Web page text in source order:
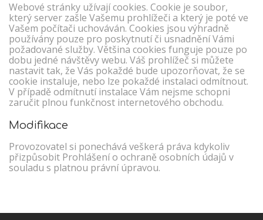
Webové stránky užívají cookies. Cookie je soubor,
který server zašle Vašemu prohlížeči a který je poté ve
Vašem počítači uchováván. Cookies jsou výhradně
používány pouze pro poskytnutí či usnadnění Vámi
požadované služby. Většina cookies funguje pouze po
dobu jedné návštěvy webu. Váš prohlížeč si můžete
nastavit tak, že Vás pokaždé bude upozorňovat, že se
cookie instaluje, nebo lze pokaždé instalaci odmítnout.
V případě odmítnutí instalace Vám nejsme schopni
zaručit plnou funkčnost internetového obchodu.
Modifikace
Provozovatel si ponechává veškerá práva kdykoliv
přizpůsobit Prohlášení o ochraně osobních údajů v
souladu s platnou právní úpravou.